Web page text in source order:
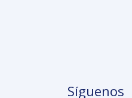
Síguenos